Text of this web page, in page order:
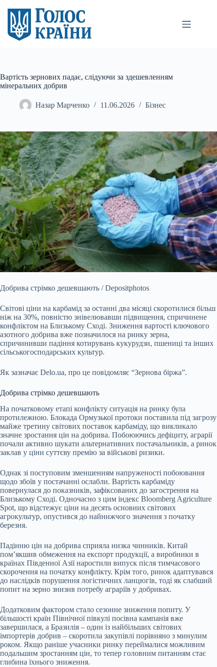
вмісту
Вартість зернових падає, слідуючи за здешевленням
мінеральних добрив
Назар Марченко 11.06.2026 Бізнес
Добрива стрімко дешевшають / Depositphotos
Світові ціни на карбамід за останні два місяці скоротилися більш
ніж на 30%, повністю знівелювавши підвищення, спричинене
конфліктом на Близькому Сході. Зниження вартості ключового
азотного добрива вже позначилося на ринку зерна,
спричинивши падіння котирувань кукурудзи, пшениці та інших
сільськогосподарських культур.
Як зазначає Delo.ua, про це повідомляє “Зернова біржа”.
Добрива стрімко дешевшають
На початковому етапі конфлікту ситуація на ринку була
протилежною. Блокада Ормузької протоки поставила під загрозу
майже третину світових поставок карбаміду, що викликало
значне зростання цін на добрива. Побоюючись дефіциту, аграрії
почали активно шукати альтернативних постачальників, а ринок
заклав у ціни суттєву премію за військові ризики.
Однак зі поступовим зменшенням напруженості побоювання
щодо збоїв у постачанні ослабли. Вартість карбаміду
повернулася до показників, зафіксованих до загострення на
Близькому Сході. Одночасно з цим індекс Bloomberg Agriculture
Spot, що відстежує ціни на десять основних світових
агрокультур, опустився до найнижчого значення з початку
березня.
Падінню цін на добрива сприяла низка чинників. Китай
пом’якшив обмеження на експорт продукції, а виробники в
країнах Південної Азії наростили випуск після тимчасового
скорочення на початку конфлікту. Крім того, ринок адаптувався
до наслідків порушення логістичних ланцюгів, тоді як слабший
попит на зерно знизив потребу аграріїв у добривах.
Додатковим фактором стало сезонне зниження попиту. У
більшості країн Північної півкулі посівна кампанія вже
завершилася, а Бразилія – один із найбільших світових
імпортерів добрив – скоротила закупівлі порівняно з минулим
роком. Якщо раніше учасники ринку переймалися можливим
подальшим зростанням цін, то тепер головним питанням стає
глибина їхнього зниження.